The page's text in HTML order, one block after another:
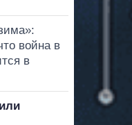
война в
в